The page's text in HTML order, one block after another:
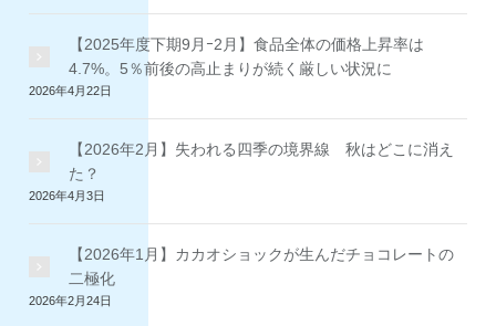
【2025年度下期9月ｰ2月】食品全体の価格上昇率は
4.7%。5％前後の高止まりが続く厳しい状況に
2026年4月22日
【2026年2月】失われる四季の境界線 秋はどこに消え
た？
2026年4月3日
【2026年1月】カカオショックが生んだチョコレートの
二極化
2026年2月24日